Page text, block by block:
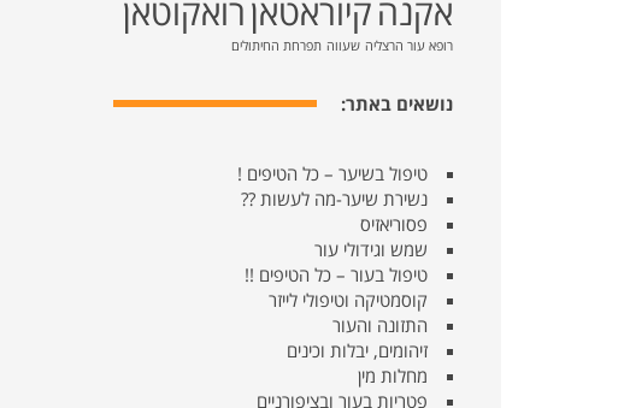
אקנהקיוראטאןרואקוטאן
רופא עור הרצליה שעווה תפרחת החיתולים
נושאים באתר:
טיפול בשיער – כל הטיפים !
נשירת שיער-מה לעשות ??
פסוריאזיס
שמש וגידולי עור
טיפול בעור – כל הטיפים !!
קוסמטיקה וטיפולי לייזר
התזונה והעור
זיהומים, יבלות וכינים
מחלות מין
פטריות בעור ובציפורניים